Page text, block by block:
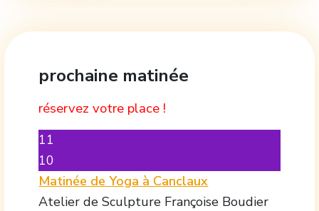
prochaine matinée
réservez votre place !
11
10
Matinée de Yoga à Canclaux
Atelier de Sculpture Françoise Boudier